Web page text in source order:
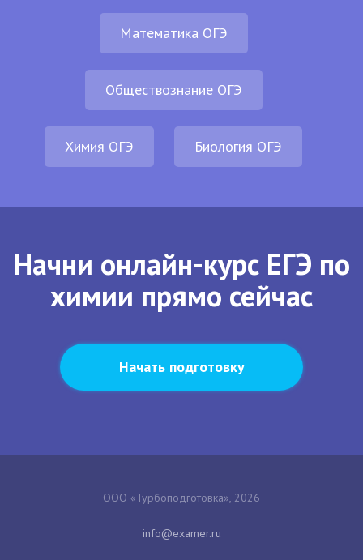
Математика ОГЭ
Обществознание ОГЭ
Химия ОГЭ Биология ОГЭ
Начни онлайн-курс ЕГЭ по
химии прямо сейчас
Начать подготовку
ООО «Турбоподготовка», 2026